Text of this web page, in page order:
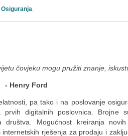
Osiguranja,
čovjeku mogu pružiti znanje,
- Henry Ford
pa tako i na poslovanje
digitalnih poslovnica. Brojne
društva. Mogućnost kreiranja
rješenja za prodaju i